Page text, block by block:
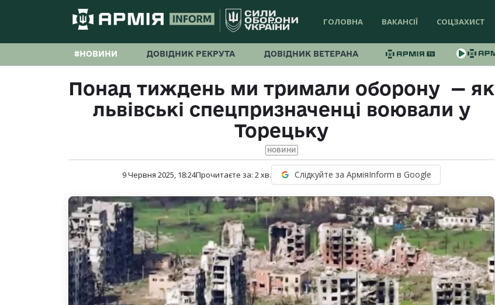
ГОЛОВНА ВАКАНСІЇ СОЦЗАХИСТ
#НОВИНИ ДОВІДНИК РЕКРУТА ДОВІДНИК ВЕТЕРАНА
Понад тиждень ми тримали оборону — як
львівські спецпризначенці воювали у
Торецьку
НОВИНИ
9 Червня 2025, 18:24Прочитаєте за: 2хв. Слідкуйте за АрміяInform в Google